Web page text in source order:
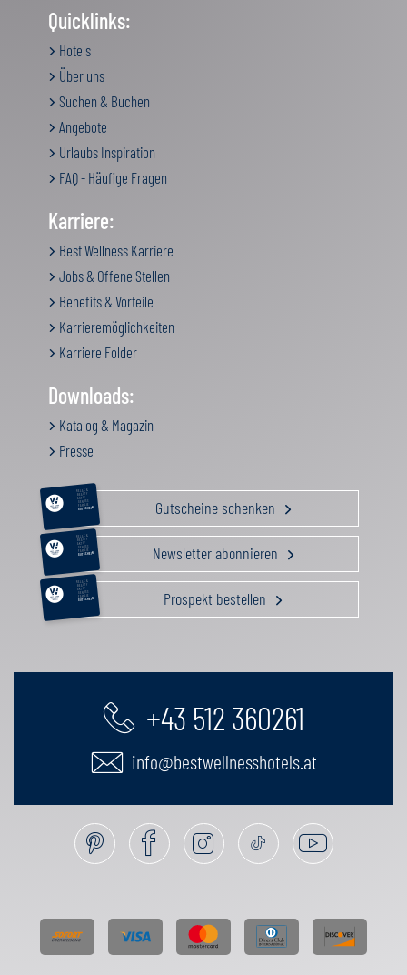
Quicklinks:
Hotels
Über uns
Suchen & Buchen
Angebote
Urlaubs Inspiration
FAQ - Häufige Fragen
Karriere:
Best Wellness Karriere
Jobs & Offene Stellen
Benefits & Vorteile
Karrieremöglichkeiten
Karriere Folder
Downloads:
Katalog & Magazin
Presse
RELAX &
BEAUTY
AKTIV
GENUSS
FAMILIE
GUTSCHEIN Gutscheine schenken
RELAX &
BEAUTY
AKTIV
GENUSS
FAMILIE
GUTSCHEIN Newsletter abonnieren
RELAX &
BEAUTY
AKTIV
GENUSS
FAMILIE
GUTSCHEIN Prospekt bestellen
+43 512 360261
info@bestwellnesshotels.at